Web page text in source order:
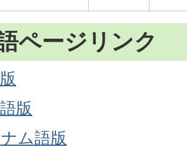
ページリンク
版
ム語版